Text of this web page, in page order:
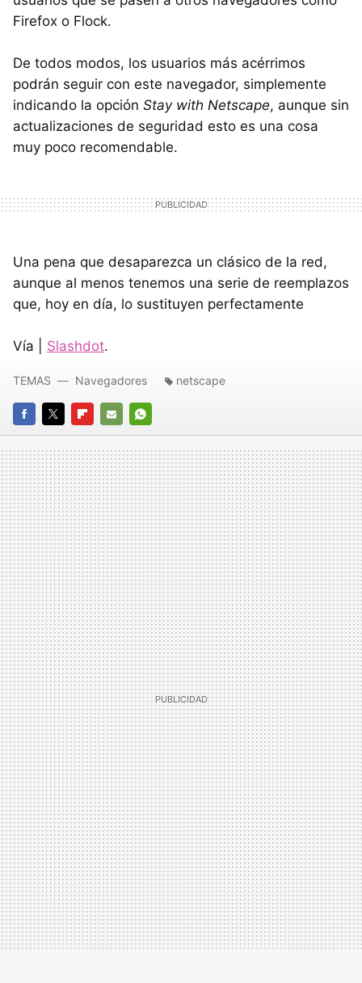
Firefox o Flock.
De todos modos, los usuarios más acérrimos
podrán seguir con este navegador, simplemente
indicando la opción Stay with Netscape, aunque sin
actualizaciones de seguridad esto es una cosa
muy poco recomendable.
Una pena que desaparezca un clásico de la red,
aunque al menos tenemos una serie de reemplazos
que, hoy en día, lo sustituyen perfectamente
Vía | Slashdot.
FACEBOOK
TWITTERFLIPBOARD
E-
MAIL
WHATSAPP
TEMAS Navegadores netscape